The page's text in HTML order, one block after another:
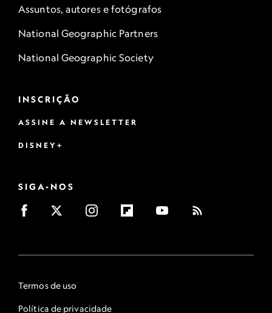
Assuntos, autores e fotógrafos
National Geographic Partners
National Geographic Society
INSCRIÇÃO
ASSINE A NEWSLETTER
DISNEY+
SIGA-NOS
Termos de uso
Política de privacidade